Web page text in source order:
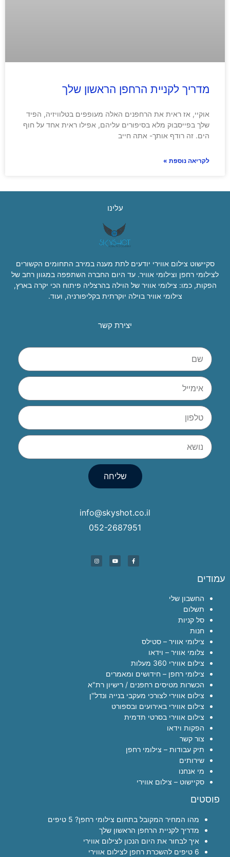
מדריך לקניית הרחפן הראשון שלך
אוקיי, אז ראית את הרחפנים האלה מעופפים בטלוויזיה, הפיד
שלך בפייסבוק מלא בסיפורים עליהם, אפילו ראית אחד על חוף
הים. זה רודף אותך- אתה חייב
לקריאה נוספת »
עלינו
סקיישוט צילום אווירי יודעים לתת מענה במירב התחומים הקשורים
לצילומי רחפן וצילומי אוויר. עד היום החברה השתפפה במגוון רחב של
הפקות, כמו: צילומי אוויר של הוילה בהרצליה פיתוח הכי יקרה בארץ,
צילומי אוויר בוילה יוקרתית בקליפורניה, ועוד.
יצירת קשר
שליחה
info@skyshot.co.il
052-2687951
עמודים
החשבון שלי
תשלום
סל קניות
חנות
צילומי אוויר – סטילס
צלומי אוויר – וידאו
צילום אווירי 360 מעלות
צילומי רחפן – חידושים ומאמרים
הכשרות מטיסים רחפנים / רישיון רת"א
צילום אווירי לצורכי מעקבי בנייה ונדל"ן
צילום אווירי באירועים ובספורט
צילום אווירי בסרטי תדמית
הפקות וידאו
צור קשר
תיק עבודות – צילומי רחפן
שירותים
מי אנחנו
סקיישוט – צילום אווירי
פוסטים
מהו המחיר המקובל בתחום צילומי רחפן? 5 טיפים
מדריך לקניית הרחפן הראשון שלך
איך לבחור את היום הנכון לצילום אווירי
6 טיפים להשכרת רחפן לצילום אווירי